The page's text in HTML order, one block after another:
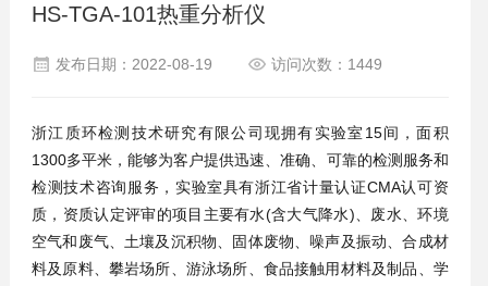
HS-TGA-101热重分析仪
发布日期：2022-08-19 访问次数：1449
浙江质环检测技术研究有限公司现拥有实验室15间，面积
1300多平米，能够为客户提供迅速、准确、可靠的检测服务和
检测技术咨询服务，实验室具有浙江省计量认证CMA认可资
质，资质认定评审的项目主要有水(含大气降水)、废水、环境
空气和废气、土壤及沉积物、固体废物、噪声及振动、合成材
料及原料、攀岩场所、游泳场所、食品接触用材料及制品、学